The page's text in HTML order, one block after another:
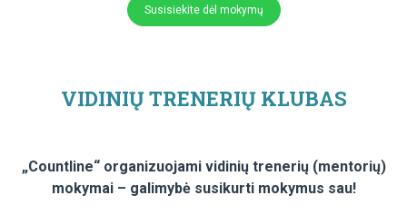
Susisiekite dėl mokymų
VIDINIŲ TRENERIŲ KLUBAS
„Countline“ organizuojami vidinių trenerių (mentorių)
mokymai – galimybė susikurti mokymus sau!